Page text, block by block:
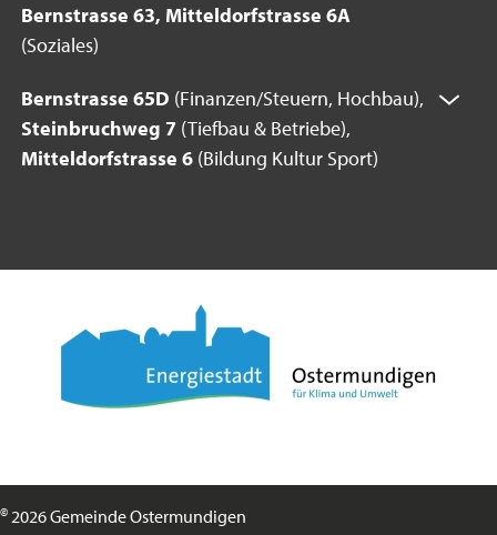
Bernstrasse 63, Mitteldorfstrasse 6A
(Soziales)
Bernstrasse 65D (Finanzen/Steuern, Hochbau),
Steinbruchweg 7 (Tiefbau & Betriebe),
Mitteldorfstrasse 6 (Bildung Kultur Sport)
© 2026 Gemeinde Ostermundigen